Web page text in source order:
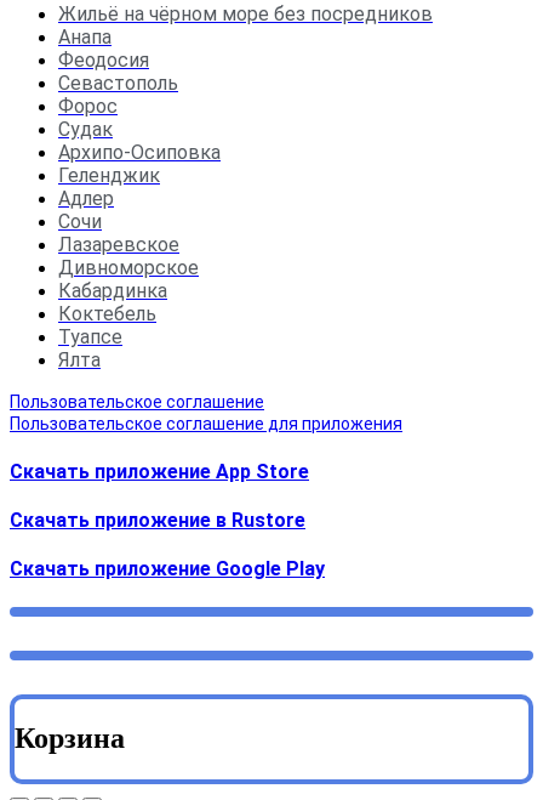
Жильё на чёрном море без посредников
Анапа
Феодосия
Севастополь
Форос
Судак
Архипо-Осиповка
Геленджик
Адлер
Сочи
Лазаревское
Дивноморское
Кабардинка
Коктебель
Туапсе
Ялта
Пользовательское соглашение
Пользовательское соглашение для приложения
Скачать приложение App Store
Скачать приложение в Rustore
Cкачать приложение Google Play
Корзина